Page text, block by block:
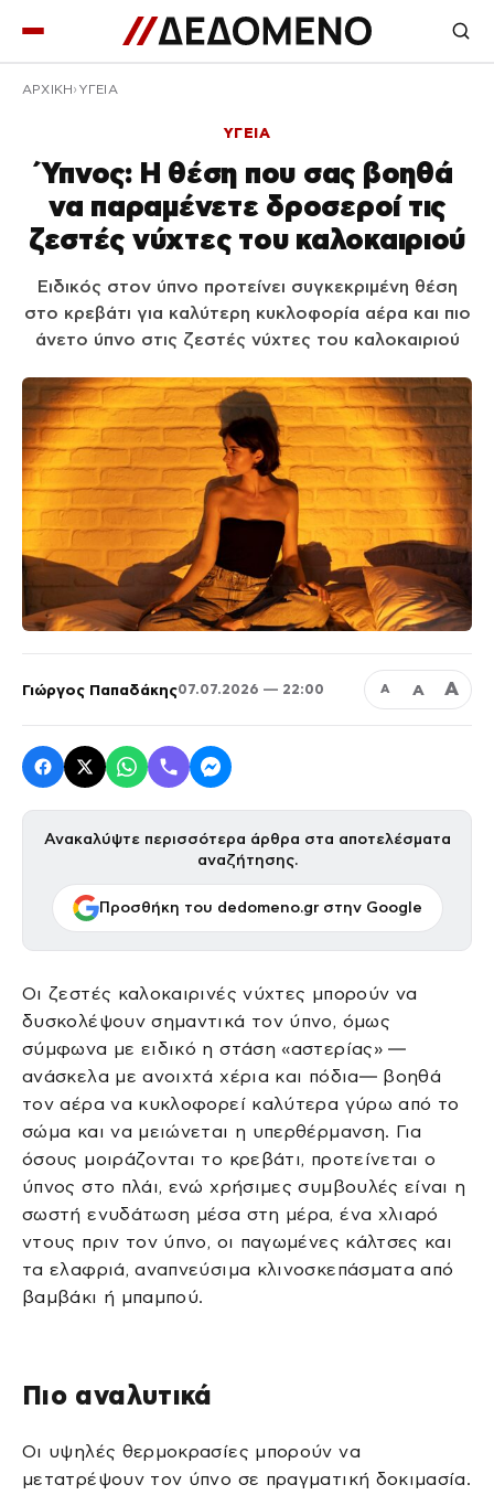
ΑΡΧΙΚΉ ΥΓΕΙΑ
ΥΓΕΙΑ
Ύπνος: Η θέση που σας βοηθά
να παραμένετε δροσεροί τις
ζεστές νύχτες του καλοκαιριού
Ειδικός στον ύπνο προτείνει συγκεκριμένη θέση
στο κρεβάτι για καλύτερη κυκλοφορία αέρα και πιο
άνετο ύπνο στις ζεστές νύχτες του καλοκαιριού
Γιώργος Παπαδάκης07.07.2026 — 22:00 Α Α Α
Ανακαλύψτε περισσότερα άρθρα στα αποτελέσματα
αναζήτησης.
Προσθήκη του dedomeno.gr στην Google
Οι ζεστές καλοκαιρινές νύχτες μπορούν να
δυσκολέψουν σημαντικά τον ύπνο, όμως
σύμφωνα με ειδικό η στάση «αστερίας» —
ανάσκελα με ανοιχτά χέρια και πόδια— βοηθά
τον αέρα να κυκλοφορεί καλύτερα γύρω από το
σώμα και να μειώνεται η υπερθέρμανση. Για
όσους μοιράζονται το κρεβάτι, προτείνεται ο
ύπνος στο πλάι, ενώ χρήσιμες συμβουλές είναι η
σωστή ενυδάτωση μέσα στη μέρα, ένα χλιαρό
ντους πριν τον ύπνο, οι παγωμένες κάλτσες και
τα ελαφριά, αναπνεύσιμα κλινοσκεπάσματα από
βαμβάκι ή μπαμπού.
Πιο αναλυτικά
Οι υψηλές θερμοκρασίες μπορούν να
μετατρέψουν τον ύπνο σε πραγματική δοκιμασία.